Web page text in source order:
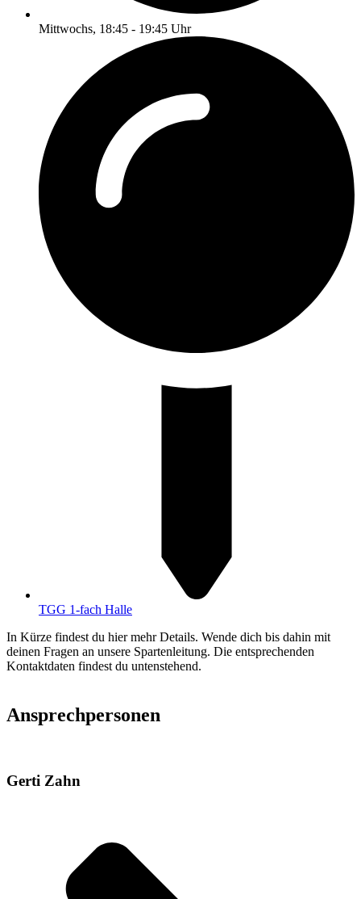
Mittwochs, 18:45 - 19:45 Uhr
TGG 1-fach Halle
In Kürze findest du hier mehr Details. Wende dich bis dahin mit
deinen Fragen an unsere Spartenleitung. Die entsprechenden
Kontaktdaten findest du untenstehend.
Ansprechpersonen
Gerti Zahn